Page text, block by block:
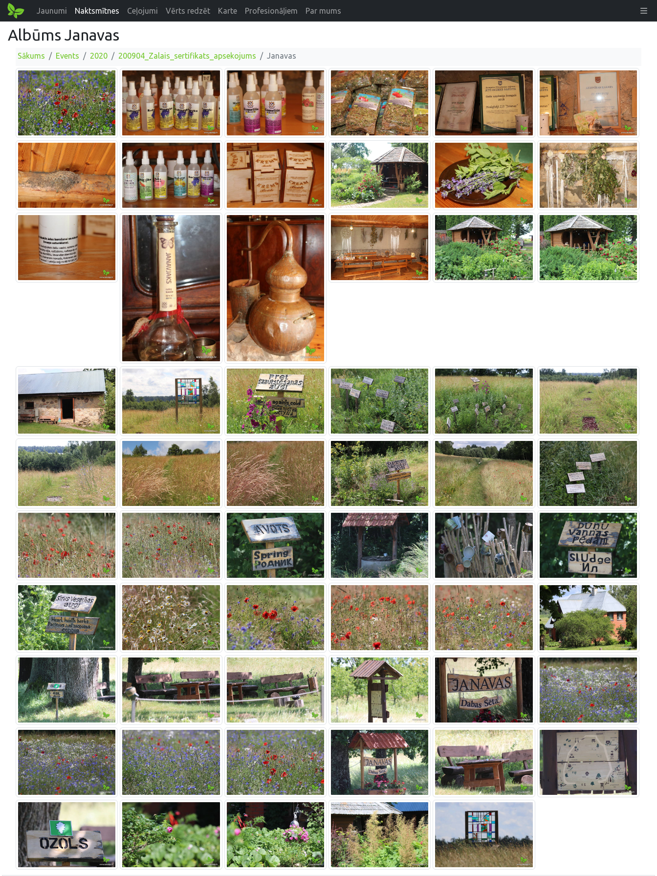
Jaunumi Naktsmītnes Ceļojumi Vērts redzēt Karte Profesionāļiem Par mums
Albūms Janavas
Sākums Events 2020 200904_Zalais_sertifikats_apsekojums Janavas